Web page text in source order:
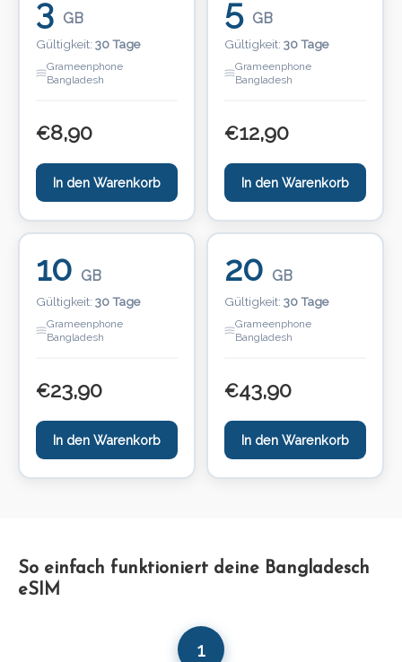
3 GB
Gültigkeit: 30 Tage
Grameenphone
Bangladesh
€8,90
In den Warenkorb
5 GB
Gültigkeit: 30 Tage
Grameenphone
Bangladesh
€12,90
In den Warenkorb
10 GB
Gültigkeit: 30 Tage
Grameenphone
Bangladesh
€23,90
In den Warenkorb
20 GB
Gültigkeit: 30 Tage
Grameenphone
Bangladesh
€43,90
In den Warenkorb
So einfach funktioniert deine Bangladesch
eSIM
1